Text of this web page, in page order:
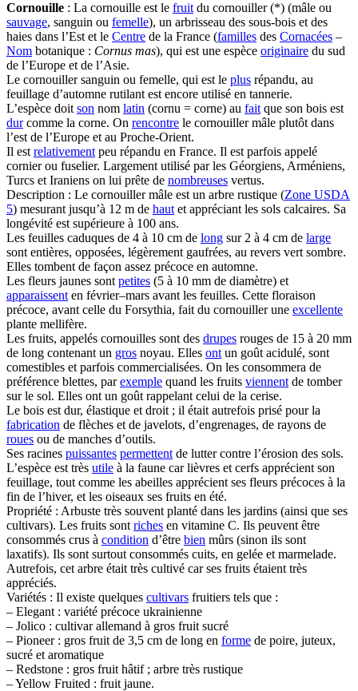
Cornouille : La cornouille est le fruit du cornouiller (*) (mâle ou
sauvage, sanguin ou femelle), un arbrisseau des sous-bois et des
haies dans l’Est et le Centre de la France (familles des Cornacées –
Nom botanique : Cornus mas), qui est une espèce originaire du sud
de l’Europe et de l’Asie.
Le cornouiller sanguin ou femelle, qui est le plus répandu, au
feuillage d’automne rutilant est encore utilisé en tannerie.
L’espèce doit son nom latin (cornu = corne) au fait que son bois est
durcomme la corne. On rencontre le cornouiller mâle plutôt dans
l’est de l’Europe et au Proche-Orient.
Il est relativement peu répandu en France. Il est parfois appelé
cornier ou fuselier. Largement utilisé par les Géorgiens, Arméniens,
Turcs et Iraniens on lui prête de nombreuses vertus.
Description : Le cornouiller mâle est un arbre rustique (Zone USDA
5) mesurant jusqu’à 12 m de haut et appréciant les sols calcaires. Sa
longévité est supérieure à 100 ans.
Les feuilles caduques de 4 à 10 cm de long sur 2 à 4 cm de large
sont entières, opposées, légèrement gaufrées, au revers vert sombre.
Elles tombent de façon assez précoce en automne.
Les fleurs jaunes sont petites (5 à 10 mm de diamètre) et
apparaissent en février–mars avant les feuilles. Cette floraison
précoce, avant celle du Forsythia, fait du cornouiller une excellente
plante mellifère.
Les fruits, appelés cornouilles sont des drupes rouges de 15 à 20 mm
de long contenant un gros noyau. Elles ont un goût acidulé, sont
comestibles et parfois commercialisées. On les consommera de
préférence blettes, parexemple quand les fruits viennent de tomber
sur le sol. Elles ont un goût rappelant celui de la cerise.
Le bois est dur, élastique et droit ; il était autrefois prisé pour la
fabrication de flèches et de javelots, d’engrenages, de rayons de
roues ou de manches d’outils.
Ses racines puissantes permettent de lutter contre l’érosion des sols.
L’espèce est très utile à la faune car lièvres et cerfs apprécient son
feuillage, tout comme les abeilles apprécient ses fleurs précoces à la
fin de l’hiver, et les oiseaux ses fruits en été.
Propriété : Arbuste très souvent planté dans les jardins (ainsi que ses
cultivars). Les fruits sont riches en vitamine C. Ils peuvent être
consommés crus à condition d’être bien mûrs (sinon ils sont
laxatifs). Ils sont surtout consommés cuits, en gelée et marmelade.
Autrefois, cet arbre était très cultivé car ses fruits étaient très
appréciés.
Variétés : Il existe quelques cultivars fruitiers tels que :
– Elegant : variété précoce ukrainienne
– Jolico : cultivar allemand à gros fruit sucré
– Pioneer : gros fruit de 3,5 cm de long en forme de poire, juteux,
sucré et aromatique
– Redstone : gros fruit hâtif ; arbre très rustique
– Yellow Fruited : fruit jaune.